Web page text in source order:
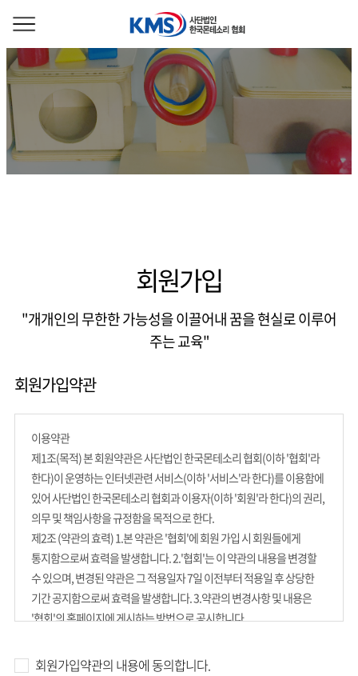
회원가입
"개개인의 무한한 가능성을 이끌어내 꿈을 현실로 이루어
주는 교육"
회원가입약관
이용약관
제1조(목적) 본 회원약관은 사단법인 한국몬테소리 협회(이하 '협회'라
한다)이 운영하는 인터넷관련 서비스(이하 '서비스'라 한다)를 이용함에
있어 사단법인 한국몬테소리 협회과 이용자(이하 '회원'라 한다)의 권리,
의무 및 책임사항을 규정함을 목적으로 한다.
제2조 (약관의 효력) 1.본 약관은 '협회'에 회원 가입 시 회원들에게
통지함으로써 효력을 발생합니다. 2.'협회'는 이 약관의 내용을 변경할
수 있으며, 변경된 약관은 그 적용일자 7일 이전부터 적용일 후 상당한
기간 공지함으로써 효력을 발생합니다. 3.약관의 변경사항 및 내용은
'협회'의 홈페이지에 게시하는 방법으로 공시합니다.
기본법, 전기통신 사업법, 기타 관련 법령에 규정되어 있는 경우 그
회원가입약관의 내용에 동의합니다.